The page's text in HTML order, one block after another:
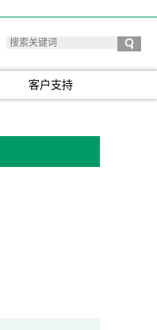
客户支持